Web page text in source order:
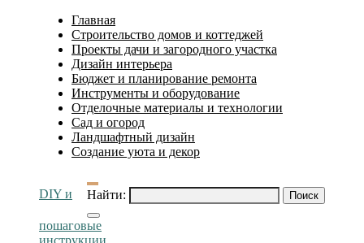
Главная
Строительство домов и коттеджей
Проекты дачи и загородного участка
Дизайн интерьера
Бюджет и планирование ремонта
Инструменты и оборудование
Отделочные материалы и технологии
Сад и огород
Ландшафтный дизайн
Создание уюта и декор
Найти:
DIY и
пошаговые
инструкции